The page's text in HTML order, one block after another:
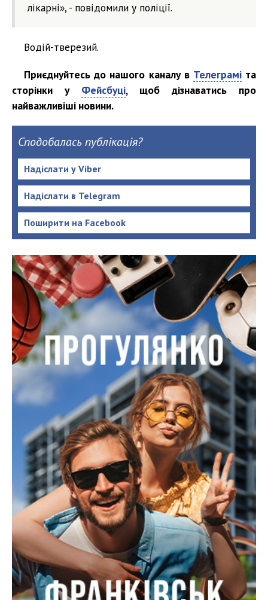
лікарні», - повідомили у поліції.
Водій-тверезий.
Приєднуйтесь до нашого каналу в Телеграміта
сторінки у Фейсбуці, щоб дізнаватись про
найважливіші новини.
Сподобалась публікація?
Надіслати у Viber
Надіслати в Telegram
Поширити на Facebook